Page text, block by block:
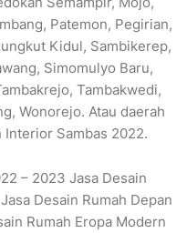
Patemon, Pegirian,
Kidul, Sambikerep,
Simomulyo Baru,
Tambakwedi,
Wonorejo. Atau daerah
Interior Sambas 2022.
– 2023 Jasa Desain
Desain Rumah Depan
Rumah Eropa Modern